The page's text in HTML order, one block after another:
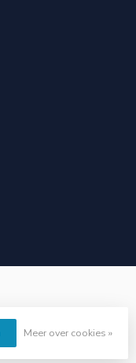
Meer over cookies »